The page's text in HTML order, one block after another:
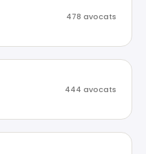
478 avocats
444 avocats